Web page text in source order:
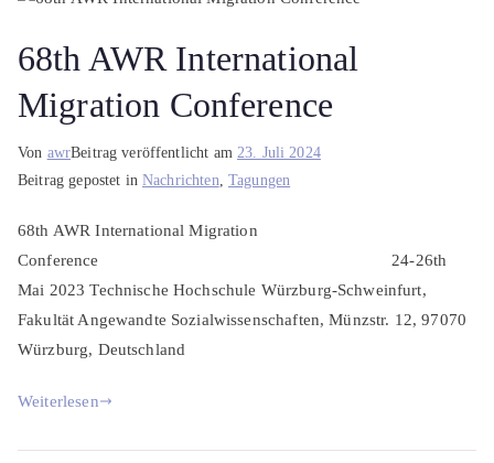
68th AWR International
Migration Conference
Von awrBeitrag veröffentlicht am 23. Juli 2024
Beitrag gepostet inNachrichten Tagungen
68th AWR International Migration
Conference 24-26th
Mai 2023 Technische Hochschule Würzburg-Schweinfurt,
Fakultät Angewandte Sozialwissenschaften, Münzstr. 12, 97070
Würzburg, Deutschland
Weiterlesen